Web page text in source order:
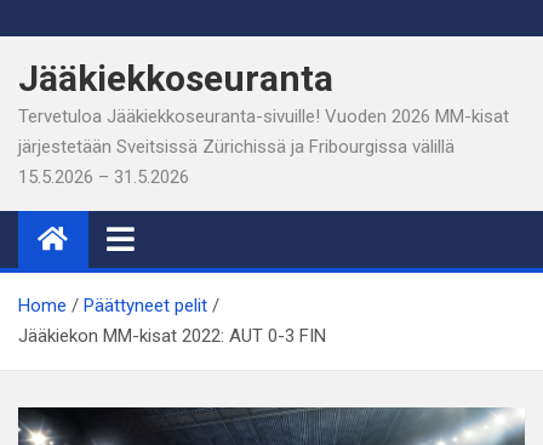
to
content
Jääkiekkoseuranta
Tervetuloa Jääkiekkoseuranta-sivuille! Vuoden 2026 MM-kisat
järjestetään Sveitsissä Zürichissä ja Fribourgissa välillä
15.5.2026 – 31.5.2026
Home
Päättyneet pelit
Jääkiekon MM-kisat 2022: AUT 0-3 FIN